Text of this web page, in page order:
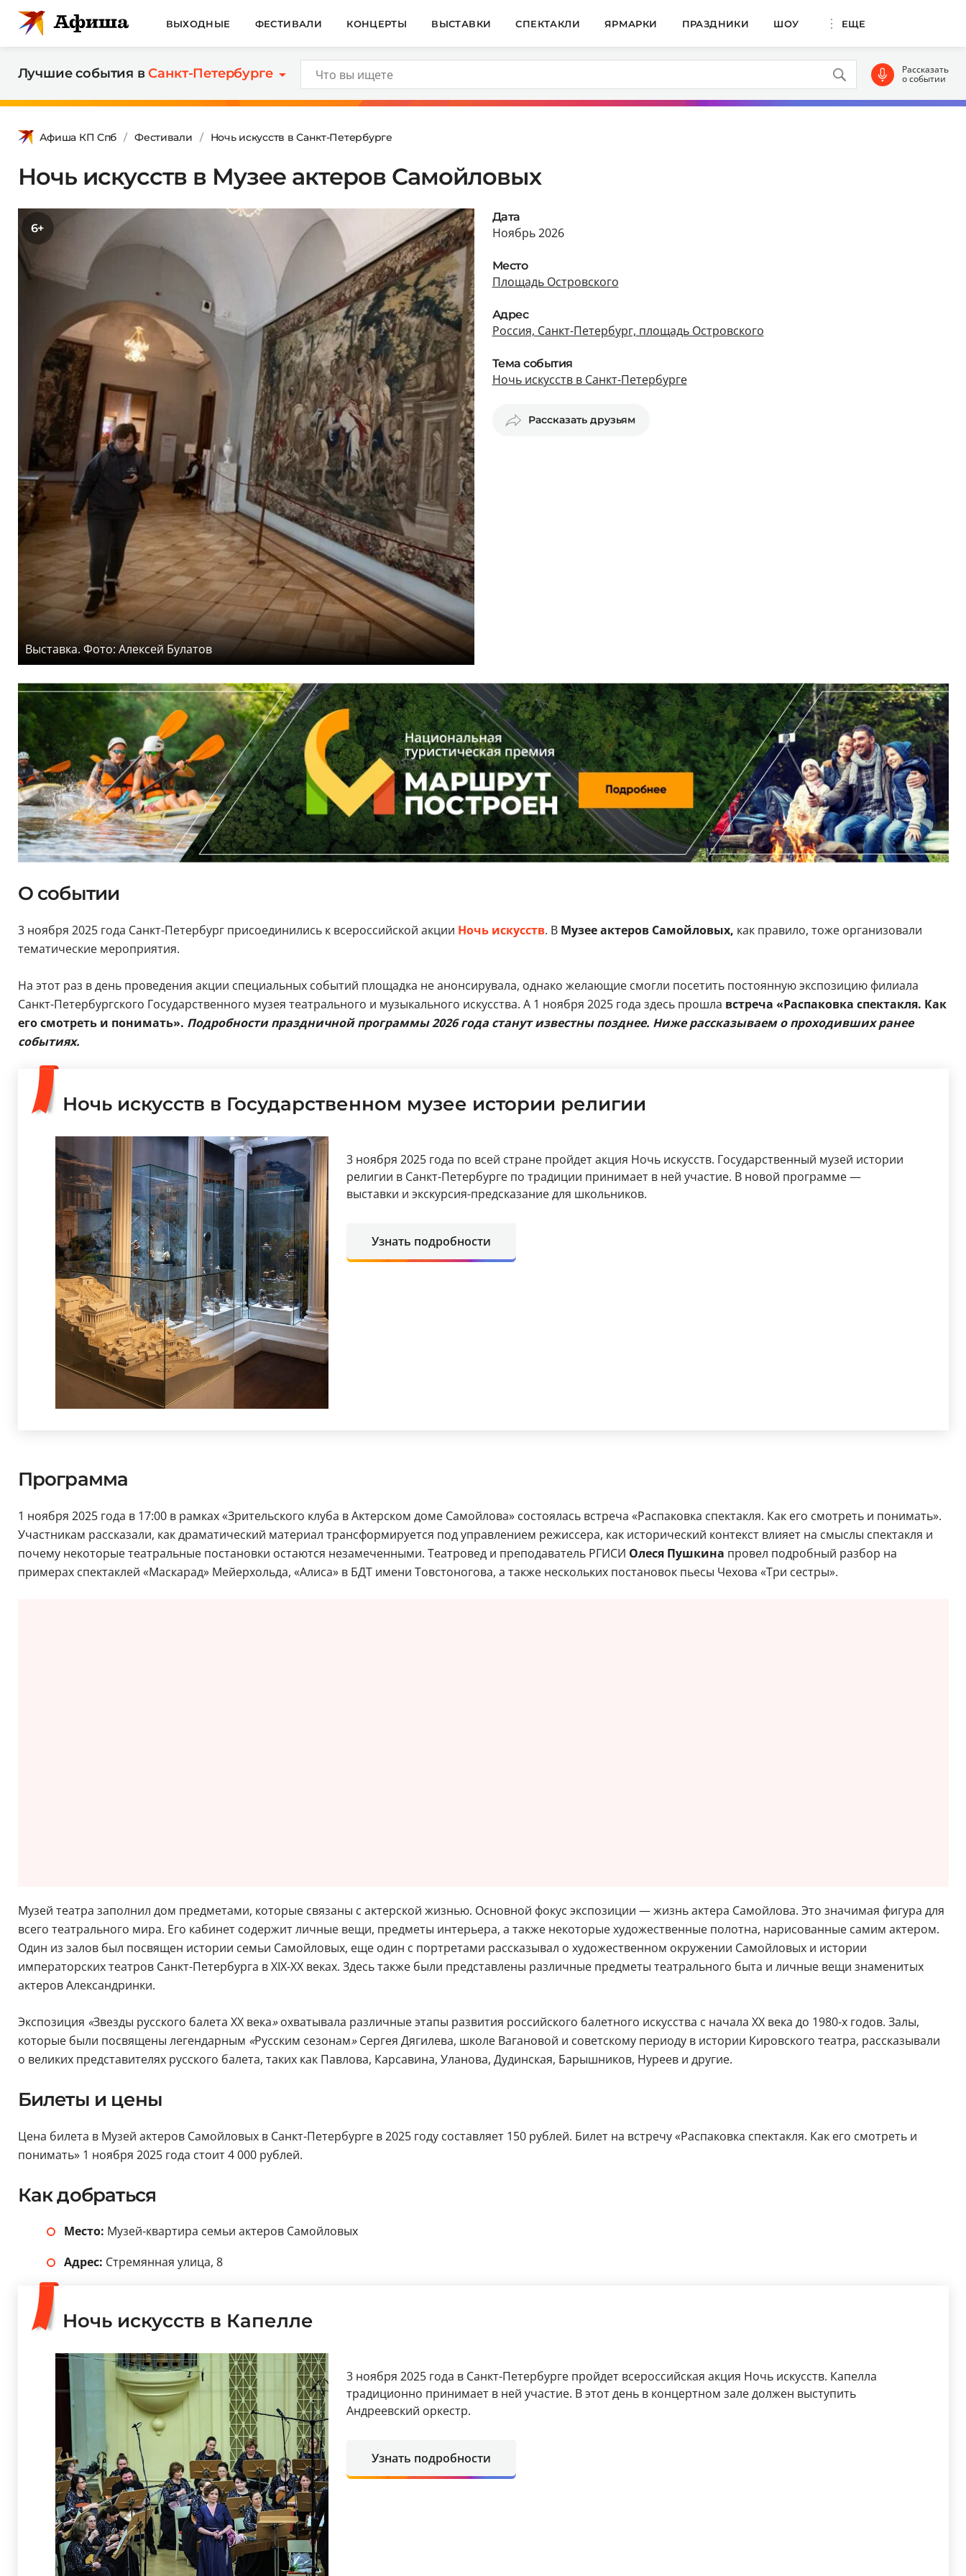
ВЫХОДНЫЕ ФЕСТИВАЛИ КОНЦЕРТЫ ВЫСТАВКИ СПЕКТАКЛИ ЯРМАРКИ ПРАЗДНИКИ ШОУ ЕЩЕ
Лучшие события вСанкт-Петербурге Рассказать
о событии
Афиша КП Спб Фестивали Ночь искусств в Санкт-Петербурге
Ночь искусств в Музее актеров Самойловых
6+
Выставка. Фото: Алексей Булатов
Дата
Ноябрь 2026
Место
Площадь Островского
Адрес
Россия, Санкт-Петербург, площадь Островского
Тема события
Ночь искусств в Санкт-Петербурге
Рассказать друзьям
О событии
3 ноября 2025 года Санкт-Петербург присоединились к всероссийской акции Ночь искусств. В Музее актеров Самойловых, как правило, тоже организовали
тематические мероприятия.
На этот раз в день проведения акции специальных событий площадка не анонсирувала, однако желающие смогли посетить постоянную экспозицию филиала
Санкт-Петербургского Государственного музея театрального и музыкального искусства. А 1 ноября 2025 года здесь прошла встреча «Распаковка спектакля. Как
его смотреть и понимать». Подробности праздничной программы 2026 года станут известны позднее. Ниже рассказываем о проходивших ранее
событиях.
Ночь искусств в Государственном музее истории религии
3 ноября 2025 года по всей стране пройдет акция Ночь искусств. Государственный музей истории
религии в Санкт-Петербурге по традиции принимает в ней участие. В новой программе —
выставки и экскурсия-предсказание для школьников.
Узнать подробности
Программа
1 ноября 2025 года в 17:00 в рамках «Зрительского клуба в Актерском доме Самойлова» состоялась встреча «Распаковка спектакля. Как его смотреть и понимать».
Участникам рассказали, как драматический материал трансформируется под управлением режиссера, как исторический контекст влияет на смыслы спектакля и
почему некоторые театральные постановки остаются незамеченными. Театровед и преподаватель РГИСИ Олеся Пушкина провел подробный разбор на
примерах спектаклей «Маскарад» Мейерхольда, «Алиса» в БДТ имени Товстоногова, а также нескольких постановок пьесы Чехова «Три сестры».
Музей театра заполнил дом предметами, которые связаны с актерской жизнью. Основной фокус экспозиции — жизнь актера Самойлова. Это значимая фигура для
всего театрального мира. Его кабинет содержит личные вещи, предметы интерьера, а также некоторые художественные полотна, нарисованные самим актером.
Один из залов был посвящен истории семьи Самойловых, еще один с портретами рассказывал о художественном окружении Самойловых и истории
императорских театров Санкт-Петербурга в XIX-XX веках. Здесь также были представлены различные предметы театрального быта и личные вещи знаменитых
актеров Александринки.
Экспозиция «Звезды русского балета XX века»охватывала различные этапы развития российского балетного искусства с начала XX века до 1980-х годов. Залы,
которые были посвящены легендарным «Русским сезонам»Сергея Дягилева, школе Вагановой и советскому периоду в истории Кировского театра, рассказывали
о великих представителях русского балета, таких как Павлова, Карсавина, Уланова, Дудинская, Барышников, Нуреев и другие.
Билеты и цены
Цена билета в Музей актеров Самойловых в Санкт-Петербурге в 2025 году составляет 150 рублей. Билет на встречу «Распаковка спектакля. Как его смотреть и
понимать» 1 ноября 2025 года стоит 4 000 рублей.
Как добраться
Место: Музей-квартира семьи актеров Самойловых
Адрес: Стремянная улица, 8
Ночь искусств в Капелле
3 ноября 2025 года в Санкт-Петербурге пройдет всероссийская акция Ночь искусств. Капелла
традиционно принимает в ней участие. В этот день в концертном зале должен выступить
Андреевский оркестр.
Узнать подробности